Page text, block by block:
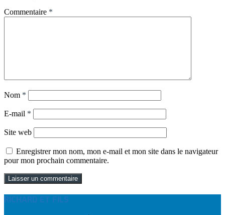
Commentaire *
Nom *
E-mail *
Site web
Enregistrer mon nom, mon e-mail et mon site dans le navigateur
pour mon prochain commentaire.
RICHARD ET FILS